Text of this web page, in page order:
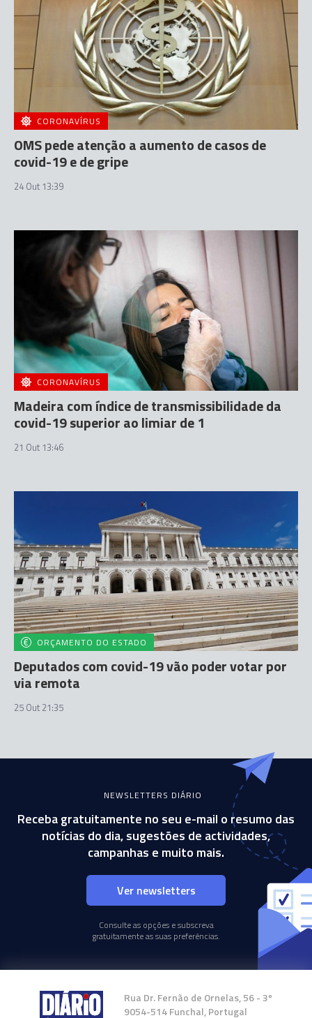
CORONAVÍRUS
OMS pede atenção a aumento de casos de
covid-19 e de gripe
24 Out 13:39
CORONAVÍRUS
Madeira com índice de transmissibilidade da
covid-19 superior ao limiar de 1
21 Out 13:46
ORÇAMENTO DO ESTADO
Deputados com covid-19 vão poder votar por
via remota
25 Out 21:35
NEWSLETTERS DIÁRIO
Receba gratuitamente no seu e-mail o resumo das
notícias do dia, sugestões de actividades,
campanhas e muito mais.
Ver newsletters
Consulte as opções e subscreva
gratuitamente as suas preferências.
Rua Dr. Fernão de Ornelas, 56 - 3º
9054-514 Funchal, Portugal